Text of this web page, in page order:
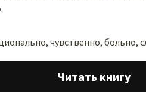
чувственно, больно,
Читать книгу